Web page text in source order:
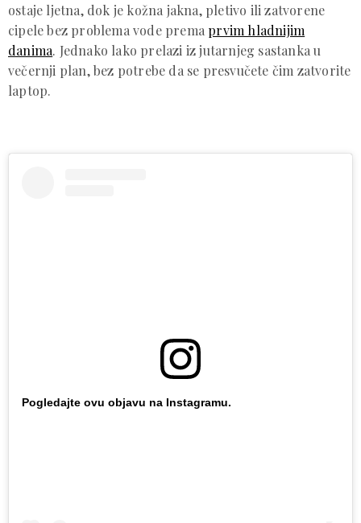
ostaje ljetna, dok je kožna jakna, pletivo ili zatvorene
cipele bez problema vode prema prvim hladnijim
danima. Jednako lako prelazi iz jutarnjeg sastanka u
večernji plan, bez potrebe da se presvučete čim zatvorite
laptop.
Pogledajte ovu objavu na Instagramu.